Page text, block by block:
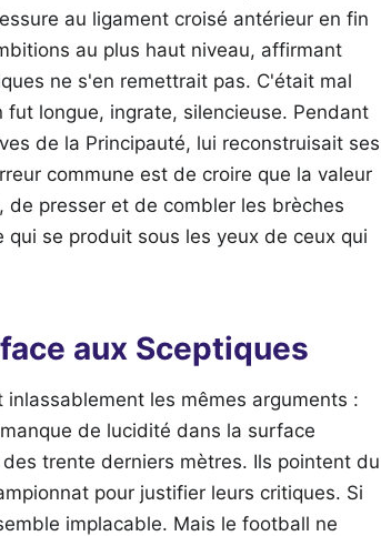
au ligament croisé antérieur en fin
au plus haut niveau, affirmant
ne s'en remettrait pas. C'était mal
longue, ingrate, silencieuse. Pendant
de la Principauté, lui reconstruisait ses
commune est de croire que la valeur
presser et de combler les brèches
se produit sous les yeux de ceux qui
aux Sceptiques
les mêmes arguments :
de lucidité dans la surface
trente derniers mètres. Ils pointent du
pour justifier leurs critiques. Si
implacable. Mais le football ne